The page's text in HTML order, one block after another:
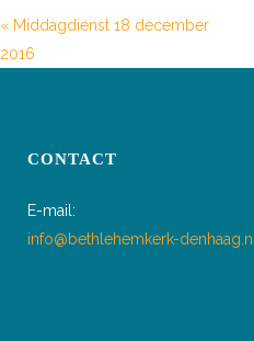
« Middagdienst 18 december
2016
CONTACT
E-mail:
info@bethlehemkerk-denhaag.nl